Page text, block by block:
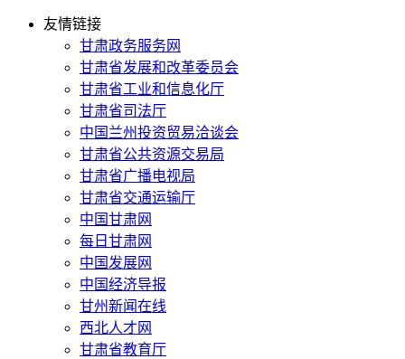
友情链接
甘肃政务服务网
甘肃省发展和改革委员会
甘肃省工业和信息化厅
甘肃省司法厅
中国兰州投资贸易洽谈会
甘肃省公共资源交易局
甘肃省广播电视局
甘肃省交通运输厅
中国甘肃网
每日甘肃网
中国发展网
中国经济导报
甘州新闻在线
西北人才网
甘肃省教育厅